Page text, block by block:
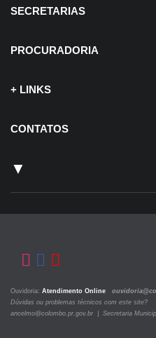
SECRETARIAS
PROCURADORIA
+ LINKS
CONTATOS
▼
Ouvidoria: Atendimento Online
Dúvidas ou problemas técnicos com este site?
ancelmo@colombo.pr.gov.br | Secretaria